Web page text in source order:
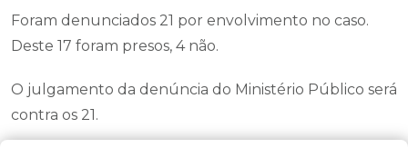
Foram denunciados 21 por envolvimento no caso.
Deste 17 foram presos, 4 não.
O julgamento da denúncia do Ministério Público será
contra os 21.